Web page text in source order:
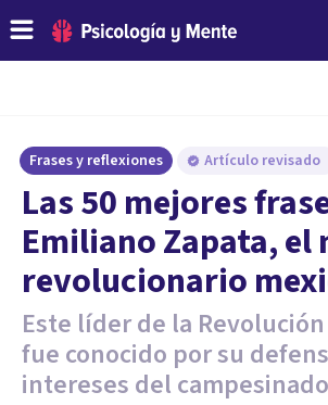
Frases y reflexiones Artículo revisado
Las 50 mejores
Emiliano Zapata, el
revolucionario
Este líder de la
fue conocido por su
intereses del